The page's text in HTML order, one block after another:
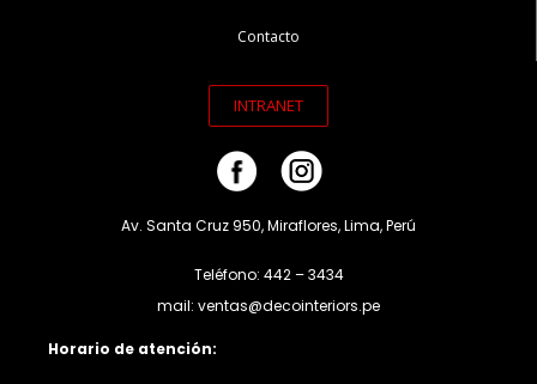
Contacto
INTRANET
Av. Santa Cruz 950, Miraflores, Lima, Perú
Teléfono: 442 – 3434
mail: ventas@decointeriors.pe
Horario de atención: